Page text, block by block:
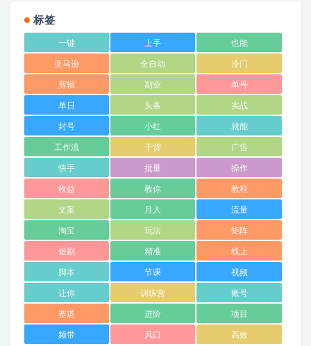
标签
一键 上手 也能
亚马逊 全自动 冷门
剪辑 副业 单号
单日 头条 实战
封号 小红 就能
工作流 干货 广告
快手 批量 操作
收益 教你 教程
文案 月入 流量
淘宝 玩法 矩阵
短剧 精准 线上
脚本 节课 视频
让你 训练营 账号
赛道 进阶 项目
频带 风口 高效